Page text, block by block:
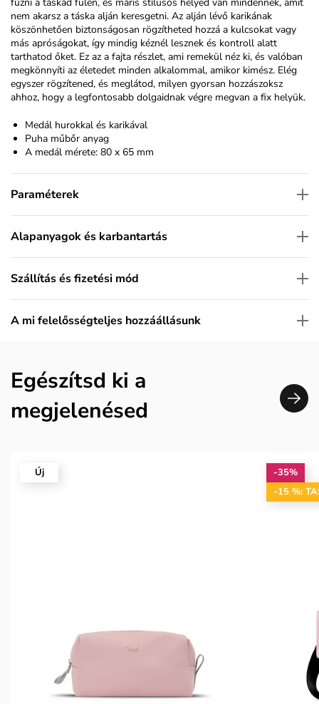
nem akarsz a táska alján keresgetni. Az alján lévő karikának
köszönhetően biztonságosan rögzítheted hozzá a kulcsokat vagy
más apróságokat, így mindig kéznél lesznek és kontroll alatt
tarthatod őket. Ez az a fajta részlet, ami remekül néz ki, és valóban
megkönnyíti az életedet minden alkalommal, amikor kimész. Elég
egyszer rögzítened, és meglátod, milyen gyorsan hozzászoksz
ahhoz, hogy a legfontosabb dolgaidnak végre megvan a fix helyük.
Medál hurokkal és karikával
Puha műbőr anyag
A medál mérete: 80 x 65 mm
Paraméterek
Alapanyagok és karbantartás
Szállítás és fizetési mód
A mi felelősségteljes hozzáállásunk
Egészítsd ki a
megjelenésed
Új
-35%
-15 %: